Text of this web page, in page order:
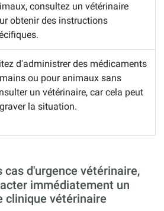
consultez un vétérinaire
obtenir des instructions
d'administrer des médicaments
ou pour animaux sans
un vétérinaire, car cela peut
la situation.
cas d'urgence vétérinaire,
immédiatement un
clinique vétérinaire